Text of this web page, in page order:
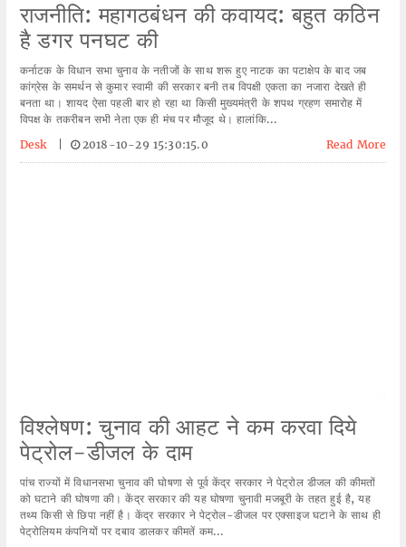
राजनीति: महागठबंधन की कवायद: बहुत कठिन
है डगर पनघट की
कर्नाटक के विधान सभा चुनाव के नतीजों के साथ शरू हुए नाटक का पटाक्षेप के बाद जब
कांग्रेस के समर्थन से कुमार स्वामी की सरकार बनी तब विपक्षी एकता का नजारा देखते ही
बनता था। शायद ऐसा पहली बार हो रहा था किसी मुख्यमंत्री के शपथ ग्रहण समारोह में
विपक्ष के तकरीबन सभी नेता एक ही मंच पर मौजूद थे। हालांकि...
Desk
2018-10-29 15:30:15.0 Read More
विश्लेषण: चुनाव की आहट ने कम करवा दिये
पेट्रोल-डीजल के दाम
पांच राज्यों में विधानसभा चुनाव की घोषणा से पूर्व केंद्र सरकार ने पेट्रोल डीजल की कीमतों
को घटाने की घोषणा की। केंद्र सरकार की यह घोषणा चुनावी मजबूरी के तहत हुई है, यह
तथ्य किसी से छिपा नहीं है। केंद्र सरकार ने पेट्रोल-डीजल पर एक्साइज घटाने के साथ ही
पेट्रोलियम कंपनियों पर दबाव डालकर कीमतें कम...